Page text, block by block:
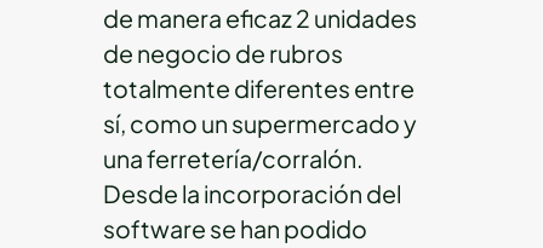
de manera eficaz 2 unidades
de negocio de rubros
totalmente diferentes entre
sí, como un supermercado y
una ferretería/corralón.
Desde la incorporación del
software se han podido